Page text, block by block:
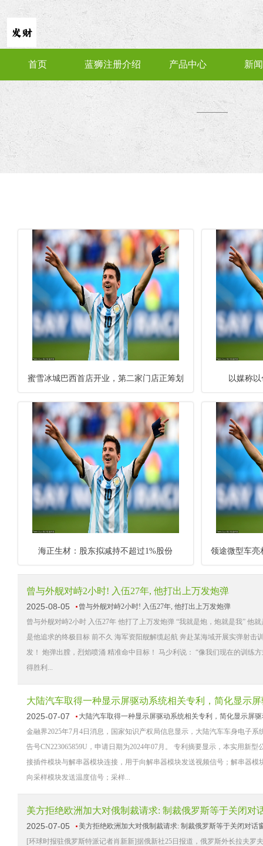
首页 蓝狮注册介绍 产品中心 新
蜜雪冰城巴西首店开业，第二家门店正筹划 以媒称
海正生材：股东拟减持不超过1%股份
曾与外舰对峙2小时! 入伍27年, 他打出上万发炮弹
2025-08-05
曾与外舰对峙2小时! 入伍27年, 他打出上万发炮弹
曾与外舰对峙2小时 入伍27年 他打了上万发炮弹 “我就是炮，炮就是我” 他
是他追求的终极目标 前不久 海军资阳舰解缆起航 奔赴某海域开展实弹射
发！ 炮弹出膛，烈焰喷涌 精准命中目标！ 马少利说： “像我们现在的训练
得胜利...
大陆汽车取得一种显示屏驱动系统相关专利，简化显示
2025-07-07
大陆汽车取得一种显示屏驱动系统相关专利，简化显示屏
金融界2025年7月4日消息，国家知识产权局信息显示，大陆汽车车身电子
告号CN223065859U，申请日期为2024年07月。 专利摘要显示，本实用新
接插件模块与解串器模块连接，用于向解串器模块发送视频信号；解串器
向采样模块发送温度信号；采样...
美方拒绝欧洲加大对俄制裁请求: 制裁俄罗斯等于关闭对
2025-07-05
美方拒绝欧洲加大对俄制裁请求: 制裁俄罗斯等于关闭对话
[环球时报驻俄罗斯特派记者肖新新]据俄新社25日报道，俄罗斯外长拉夫